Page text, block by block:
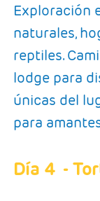
Exploración
naturales,
reptiles.
lodge para
únicas del
para
Día 4 -